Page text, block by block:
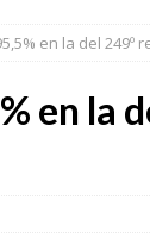
en la del 249º
en la